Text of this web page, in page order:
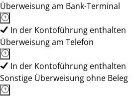
Überweisung am Bank-Terminal
In der Kontoführung enthalten
Überweisung am Telefon
In der Kontoführung enthalten
Sonstige Überweisung ohne Beleg